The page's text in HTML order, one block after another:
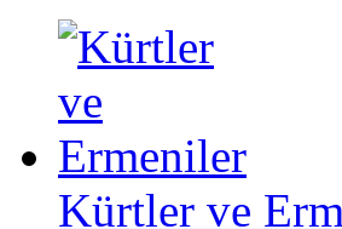
Kürtler ve